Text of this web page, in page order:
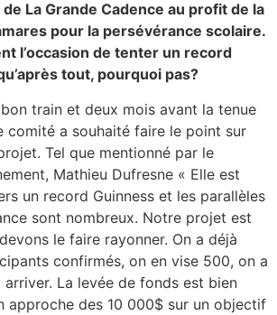
La Grande Cadence au profit de la
pour la persévérance scolaire.
l’occasion de tenter un record
tout, pourquoi pas?
bon train et deux mois avant la tenue
comité a souhaité faire le point sur
Tel que mentionné par le
Mathieu Dufresne « Elle est
un record Guinness et les parallèles
sont nombreux. Notre projet est
le faire rayonner. On a déjà
confirmés, on en vise 500, on a
La levée de fonds est bien
approche des 10 000$ sur un objectif